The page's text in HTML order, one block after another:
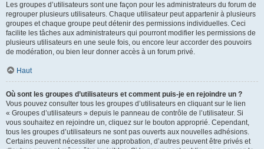
Les groupes d’utilisateurs sont une façon pour les administrateurs du forum de
regrouper plusieurs utilisateurs. Chaque utilisateur peut appartenir à plusieurs
groupes et chaque groupe peut détenir des permissions individuelles. Ceci
facilite les tâches aux administrateurs qui pourront modifier les permissions de
plusieurs utilisateurs en une seule fois, ou encore leur accorder des pouvoirs
de modération, ou bien leur donner accès à un forum privé.
Haut
Où sont les groupes d’utilisateurs et comment puis-je en rejoindre un ?
Vous pouvez consulter tous les groupes d’utilisateurs en cliquant sur le lien
« Groupes d’utilisateurs » depuis le panneau de contrôle de l’utilisateur. Si
vous souhaitez en rejoindre un, cliquez sur le bouton approprié. Cependant,
tous les groupes d’utilisateurs ne sont pas ouverts aux nouvelles adhésions.
Certains peuvent nécessiter une approbation, d’autres peuvent être privés et